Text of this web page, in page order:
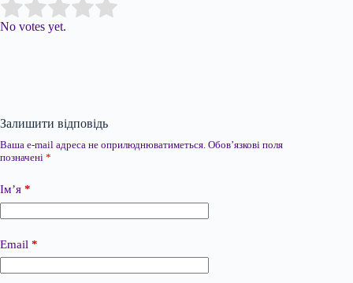
Rate this item:
No votes yet.
Залишити відповідь
Ваша e-mail адреса не оприлюднюватиметься. Обов’язкові поля
позначені *
Ім’я *
Email *